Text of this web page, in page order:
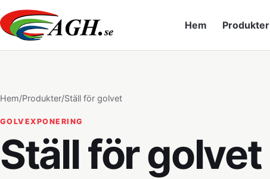
Hem Produkter
Hem/Produkter/Ställ för golvet
GOLVEXPONERING
Ställ för golvet